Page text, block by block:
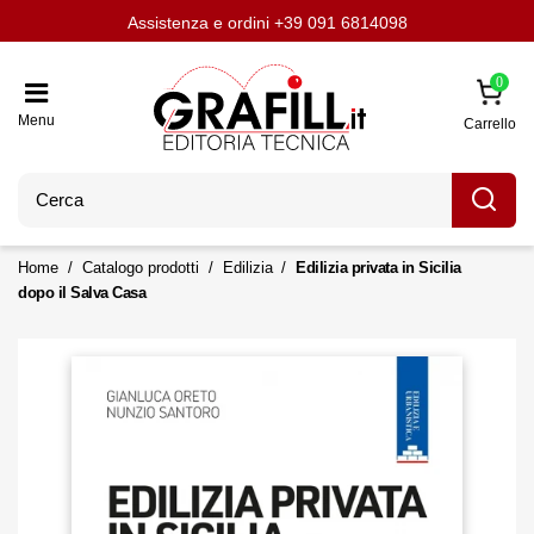
Chi siamoScrivi per noi
Assistenza e ordini +39 091 6814098
Aggiornati con LavoriPubblici.it
Menu
0
Carrello
Home Catalogo prodotti Edilizia
Edilizia privata in Sicilia
dopo il Salva Casa